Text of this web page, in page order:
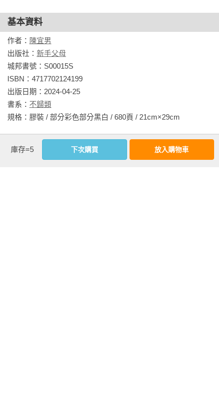
□ 閱讀跳行
□ 拼字相反
□ 手寫等學習上的困難
以上的「狀況」都與孩子「視覺認知」和「專注力」有關係，
只要打好基礎能力，專注力自然會集中！
〔第二冊內容〕
超過100個隨時隨地、隨手可玩的生活專注力遊戲！
活用食、衣、住、行4大「視覺認知專注力」主題遊戲，即可有
相關著作：《視覺專注力遊戲在家輕鬆玩1〔暢銷修訂版〕：視
覺認知專注力7大主題遊戲》《視覺專注力遊戲在家輕鬆玩
2〔暢銷修訂版〕：食、衣、住、行視覺認知專注力》《視覺專
注力遊戲在家輕鬆玩4〔暢銷修訂版〕：冒險闖關遊戲》《視覺
專注力遊戲在家輕鬆玩3〔暢銷修訂版〕：視覺認知專注力5大
主題遊戲》《視覺專注力遊戲在家輕鬆玩5：編碼闖關遊戲》
《視覺專注力遊戲在家輕鬆玩4：冒險闖關遊戲》《視覺專注力
遊戲在家輕鬆玩3》《視覺專注力遊戲在家輕鬆玩2》《視覺專
注力遊戲在家輕鬆玩》
基本資料
作者： 陳宜男
出版社： 新手父母
城邦書號：S00015S
ISBN：4717702124199
出版日期：2024-04-25
書系： 不歸類
規格：膠裝 / 部分彩色部分黑白 / 680頁 / 21cm×29cm
相關書籍
庫存=5 下次購買 放入購物車